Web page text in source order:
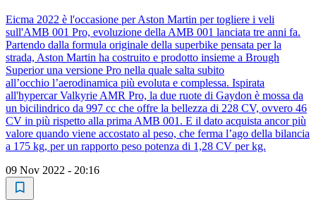
Eicma 2022 è l'occasione per Aston Martin per togliere i veli
sull'AMB 001 Pro, evoluzione della AMB 001 lanciata tre anni fa.
Partendo dalla formula originale della superbike pensata per la
strada, Aston Martin ha costruito e prodotto insieme a Brough
Superior una versione Pro nella quale salta subito
all’occhio l’aerodinamica più evoluta e complessa. Ispirata
all'hypercar Valkyrie AMR Pro, la due ruote di Gaydon è mossa da
un bicilindrico da 997 cc che offre la bellezza di 228 CV, ovvero 46
CV in più rispetto alla prima AMB 001. E il dato acquista ancor più
valore quando viene accostato al peso, che ferma l’ago della bilancia
a 175 kg, per un rapporto peso potenza di 1,28 CV per kg.
09 Nov 2022 - 20:16